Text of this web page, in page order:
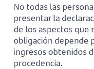
No todas las
presentar la
de los aspectos que
obligación depende
ingresos obtenidos
procedencia.